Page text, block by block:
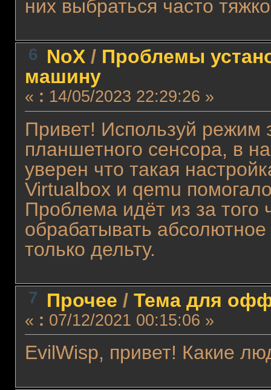
них выбраться часто тяжко
6 NoX/ Проблемы
машину
« : 14/05/2023 22:29:26 »
Привет! Используй
планшетного сенсора, в
уверен что такая
Virtualbox и qemu
Проблема идёт из за того
обрабатывать
только дельту.
7 Прочее / Тема для
« : 07/12/2021 00:15:06 »
EvilWisp, привет! Какие